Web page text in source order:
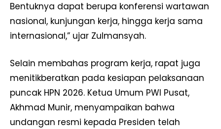
Bentuknya dapat berupa konferensi wartawan
nasional, kunjungan kerja, hingga kerja sama
internasional,” ujar Zulmansyah.
Selain membahas program kerja, rapat juga
menitikberatkan pada kesiapan pelaksanaan
puncak HPN 2026. Ketua Umum PWI Pusat,
Akhmad Munir, menyampaikan bahwa
undangan resmi kepada Presiden telah